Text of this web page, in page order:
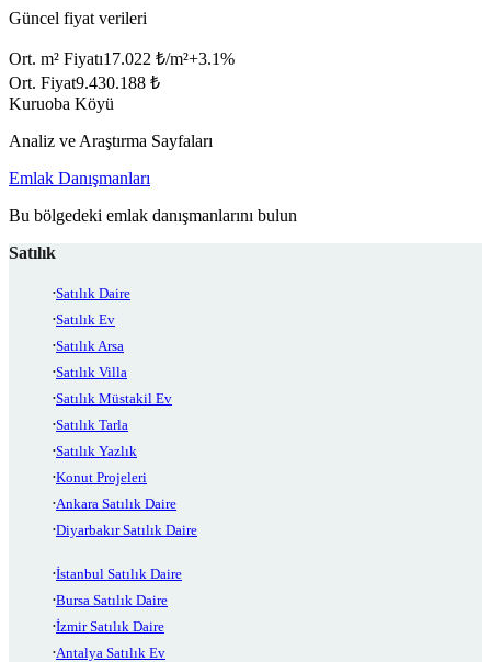
Güncel fiyat verileri
Ort. m² Fiyatı17.022 ₺/m²+3.1%
Ort. Fiyat9.430.188 ₺
Kuruoba Köyü
Analiz ve Araştırma Sayfaları
Emlak Danışmanları
Bu bölgedeki emlak danışmanlarını bulun
Satılık
Satılık Daire
Satılık Ev
Satılık Arsa
Satılık Villa
Satılık Müstakil Ev
Satılık Tarla
Satılık Yazlık
Konut Projeleri
Ankara Satılık Daire
Diyarbakır Satılık Daire
İstanbul Satılık Daire
Bursa Satılık Daire
İzmir Satılık Daire
Antalya Satılık Ev